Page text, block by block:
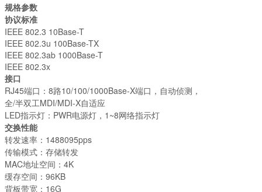
规格参数
协议标准
IEEE 802.3 10Base-T
IEEE 802.3u 100Base-TX
IEEE 802.3ab 1000Base-T
IEEE 802.3x
接口
RJ45端口：8路10/100/1000Base-X端口，自动侦测，
全/半双工MDI/MDI-X自适应
LED指示灯：PWR电源灯，1~8网络指示灯
交换性能
转发速率：1488095pps
传输模式：存储转发
MAC地址空间：4K
缓存空间：96KB
背板带宽：16G